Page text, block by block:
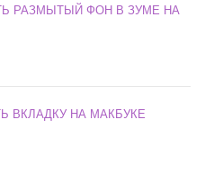
РАЗМЫТЫЙ ФОН В ЗУМЕ НА
ВКЛАДКУ НА МАКБУКЕ